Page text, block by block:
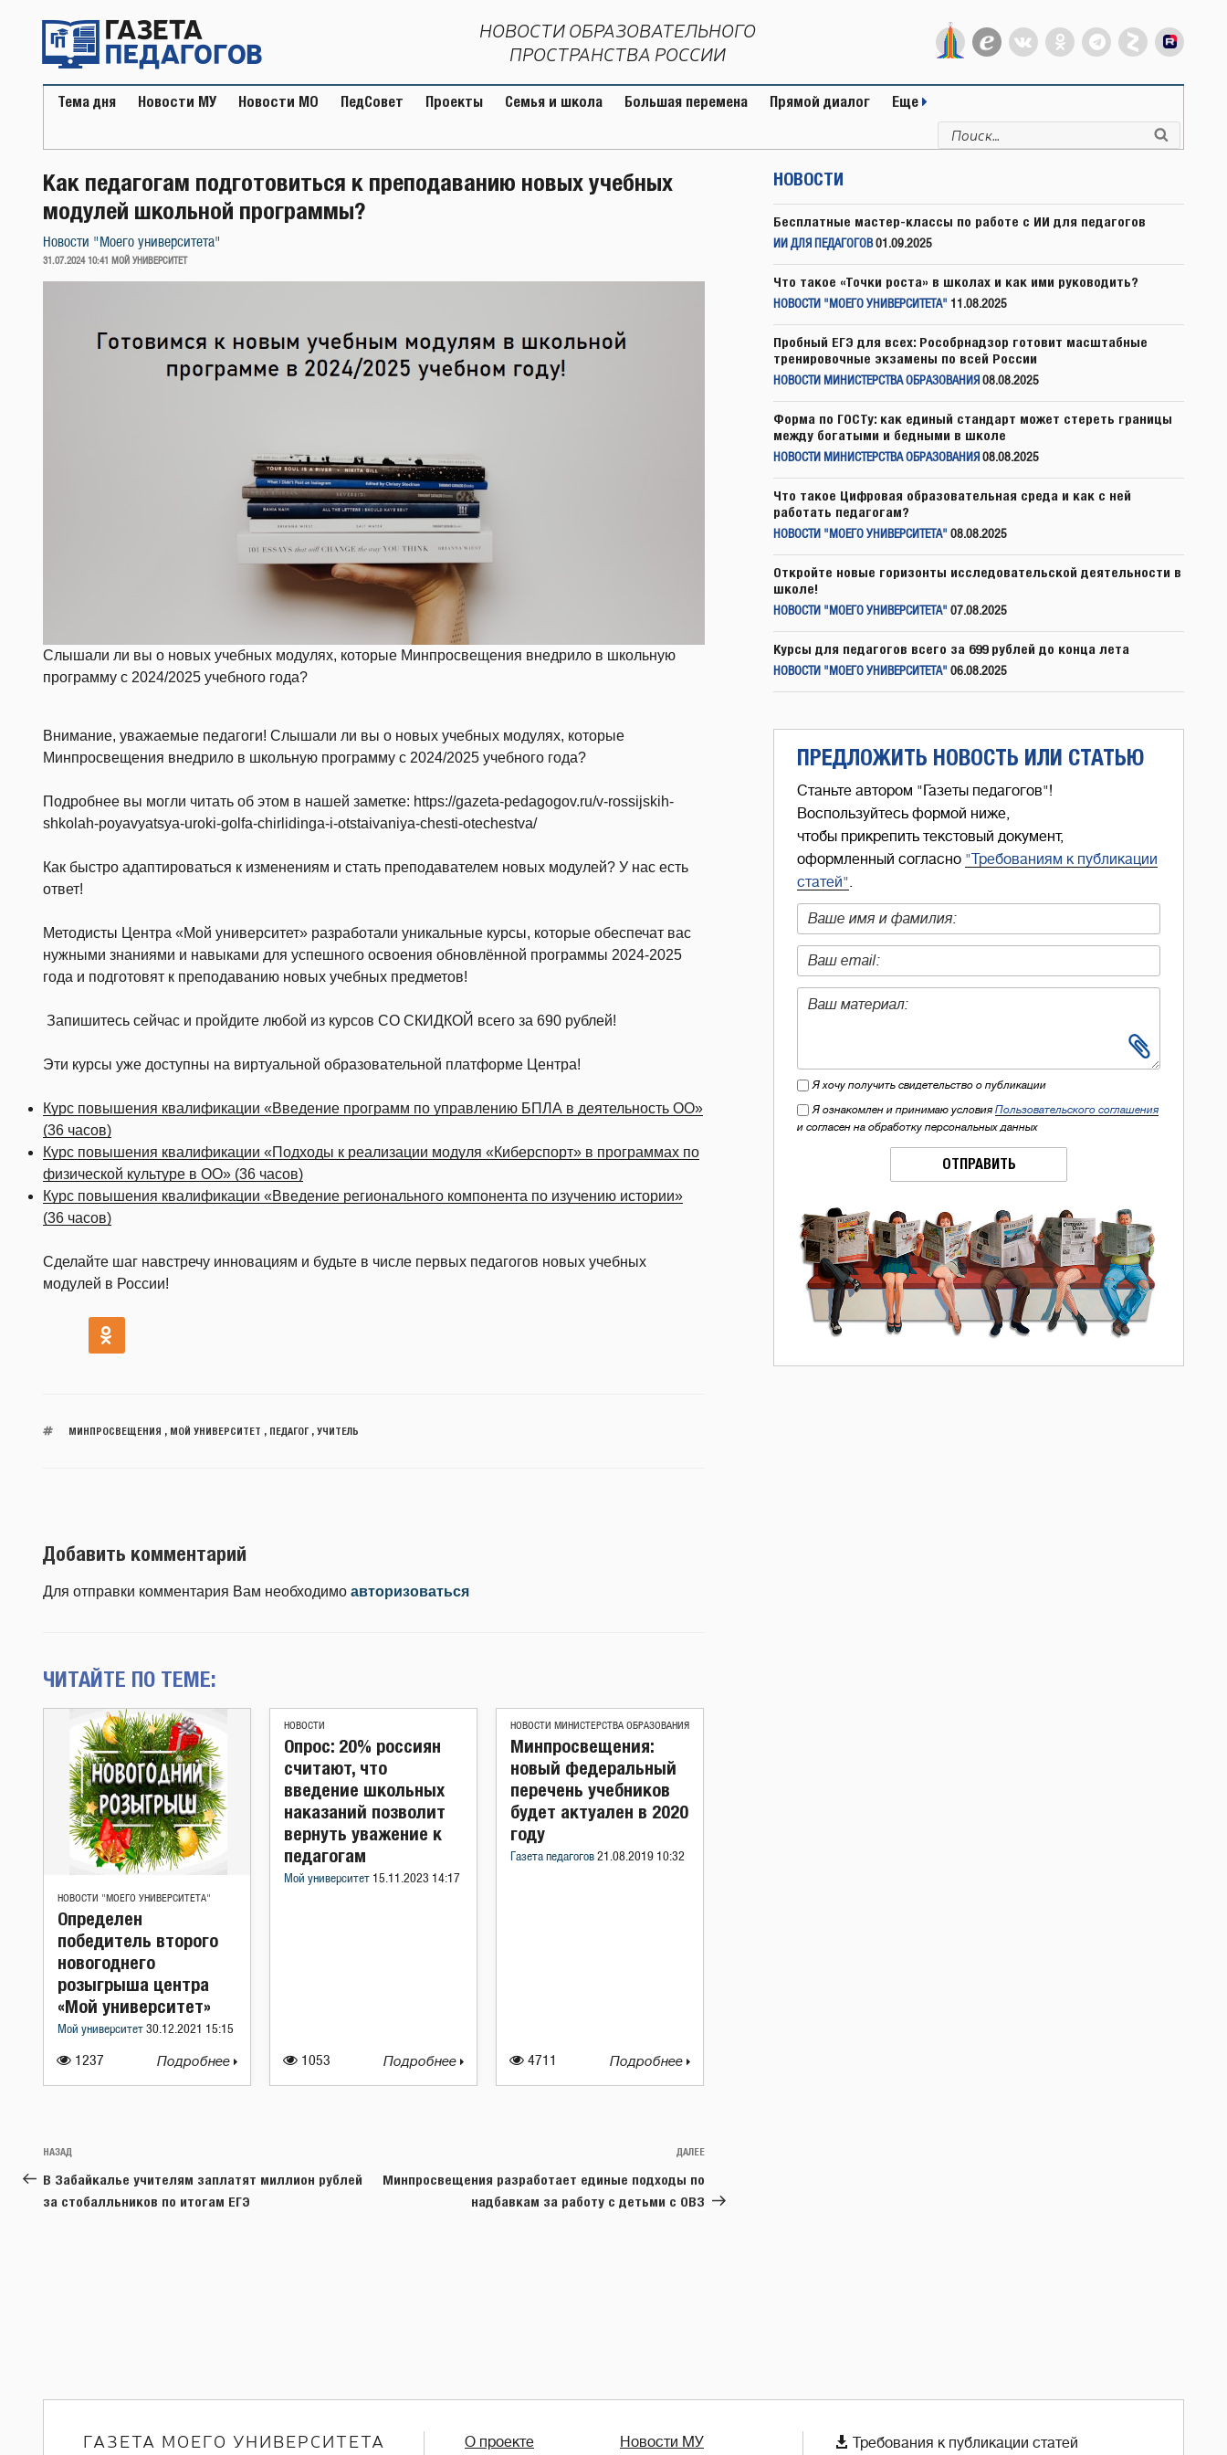
содержимому
НОВОСТИ ОБРАЗОВАТЕЛЬНОГО
ПРОСТРАНСТВА РОССИИ
Тема дня Новости МУ Новости МО ПедСовет Проекты Семья и школа Большая перемена Прямой диалог Еще
Искать:
Как педагогам подготовиться к преподаванию новых учебных
модулей школьной программы?
Новости "Моего университета"
ОПУБЛИКОВАНО
31.07.2024 10:41 МОЙ УНИВЕРСИТЕТ
Слышали ли вы о новых учебных модулях, которые Минпросвещения внедрило в школьную
программу с 2024/2025 учебного года?
Внимание, уважаемые педагоги! Слышали ли вы о новых учебных модулях, которые
Минпросвещения внедрило в школьную программу с 2024/2025 учебного года?
Подробнее вы могли читать об этом в нашей заметке: https://gazeta-pedagogov.ru/v-rossijskih-
shkolah-poyavyatsya-uroki-golfa-chirlidinga-i-otstaivaniya-chesti-otechestva/
Как быстро адаптироваться к изменениям и стать преподавателем новых модулей? У нас есть
ответ!
Методисты Центра «Мой университет» разработали уникальные курсы, которые обеспечат вас
нужными знаниями и навыками для успешного освоения обновлённой программы 2024-2025
года и подготовят к преподаванию новых учебных предметов!
Запишитесь сейчас и пройдите любой из курсов СО СКИДКОЙ всего за 690 рублей!
Эти курсы уже доступны на виртуальной образовательной платформе Центра!
Курс повышения квалификации «Введение программ по управлению БПЛА в деятельность ОО»
(36 часов)
Курс повышения квалификации «Подходы к реализации модуля «Киберспорт» в программах по
физической культуре в ОО» (36 часов)
Курс повышения квалификации «Введение регионального компонента по изучению истории»
(36 часов)
Сделайте шаг навстречу инновациям и будьте в числе первых педагогов новых учебных
модулей в России!
МИНПРОСВЕЩЕНИЯ , МОЙ УНИВЕРСИТЕТ , ПЕДАГОГ, УЧИТЕЛЬ
Добавить комментарий
Для отправки комментария Вам необходимо авторизоваться
ЧИТАЙТЕ ПО ТЕМЕ:
НОВОСТИ "МОЕГО УНИВЕРСИТЕТА"
1237
Определен
победитель второго
новогоднего
розыгрыша центра
«Мой университет»
Мой университет 30.12.2021 15:15
Подробнее
НОВОСТИ
1053
Опрос: 20% россиян
считают, что
введение школьных
наказаний позволит
вернуть уважение к
педагогам
Мой университет 15.11.2023 14:17
Подробнее
НОВОСТИ МИНИСТЕРСТВА ОБРАЗОВАНИЯ
4711
Минпросвещения:
новый федеральный
перечень учебников
будет актуален в 2020
году
Газета педагогов 21.08.2019 10:32
Подробнее
Навигация
по
записям
Предыдущая
запись:
НАЗАД
В Забайкалье учителям заплатят миллион рублей
за стобалльников по итогам ЕГЭ
Следующая
ДАЛЕЕ
Минпросвещения разработает единые подходы по
надбавкам за работу с детьми с ОВЗ
НОВОСТИ
Бесплатные мастер-классы по работе с ИИ для педагогов
ИИ ДЛЯ ПЕДАГОГОВ 01.09.2025
Что такое «Точки роста» в школах и как ими руководить?
НОВОСТИ "МОЕГО УНИВЕРСИТЕТА" 11.08.2025
Пробный ЕГЭ для всех: Рособрнадзор готовит масштабные
тренировочные экзамены по всей России
НОВОСТИ МИНИСТЕРСТВА ОБРАЗОВАНИЯ 08.08.2025
Форма по ГОСТу: как единый стандарт может стереть границы
между богатыми и бедными в школе
НОВОСТИ МИНИСТЕРСТВА ОБРАЗОВАНИЯ 08.08.2025
Что такое Цифровая образовательная среда и как с ней
работать педагогам?
НОВОСТИ "МОЕГО УНИВЕРСИТЕТА" 08.08.2025
Откройте новые горизонты исследовательской деятельности в
школе!
НОВОСТИ "МОЕГО УНИВЕРСИТЕТА" 07.08.2025
Курсы для педагогов всего за 699 рублей до конца лета
НОВОСТИ "МОЕГО УНИВЕРСИТЕТА" 06.08.2025
ПРЕДЛОЖИТЬ НОВОСТЬ ИЛИ СТАТЬЮ
Станьте автором "Газеты педагогов"!
Воспользуйтесь формой ниже,
чтобы прикрепить текстовый документ,
оформленный согласно "Требованиям к публикации
статей".
Я хочу получить свидетельство о публикации
Я ознакомлен и принимаю условия Пользовательского соглашения
и согласен на обработку персональных данных
ОТПРАВИТЬ
ГАЗЕТА МОЕГО УНИВЕРСИТЕТА О проекте Новости МУ  Требования к публикации статей